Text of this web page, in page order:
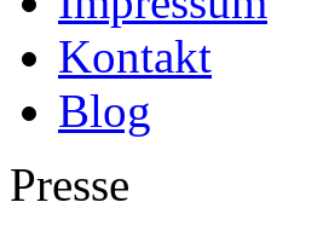
Kontakt
Blog
Presse